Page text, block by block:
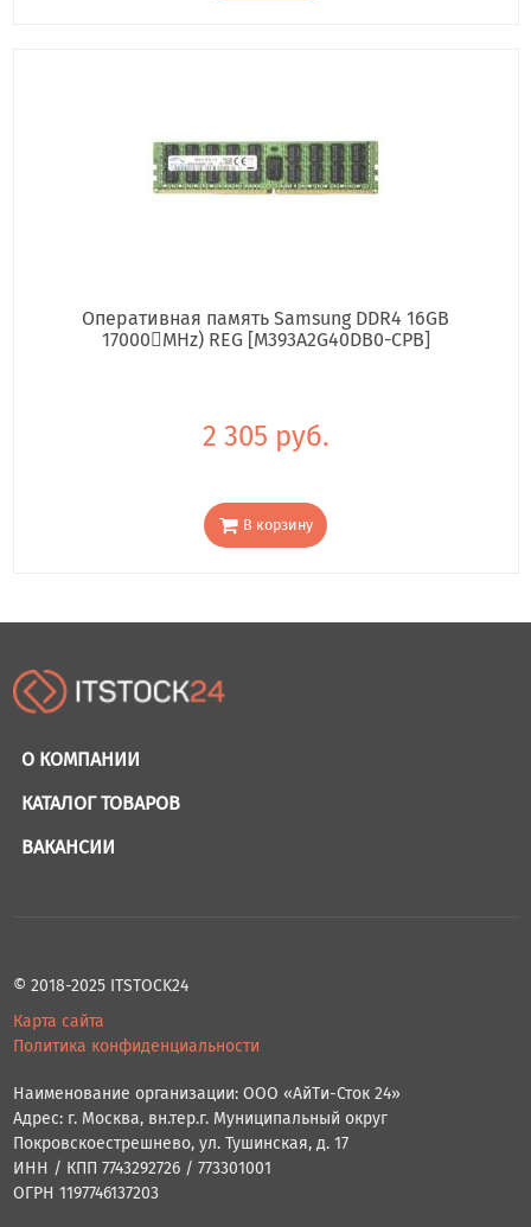
Оперативная память Samsung DDR4 16GB
17000񢋕MHz) REG [M393A2G40DB0-CPB]
2 305 руб.
В корзину
О КОМПАНИИ
КАТАЛОГ ТОВАРОВ
ВАКАНСИИ
© 2018-2025 ITSTOCK24
Карта сайта
Политика конфиденциальности
Наименование организации: ООО «АйТи-Сток 24»
Адрес: г. Москва, вн.тер.г. Муниципальный округ
Покровскоестрешнево, ул. Тушинская, д. 17
ИНН / КПП 7743292726 / 773301001
ОГРН 1197746137203